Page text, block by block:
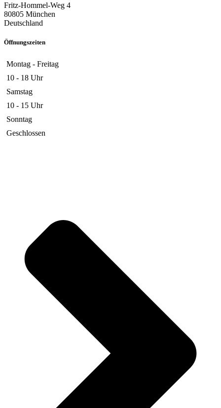
Fritz-Hommel-Weg 4
80805 München
Deutschland
Öffnungszeiten
Montag - Freitag
10 - 18 Uhr
Samstag
10 - 15 Uhr
Sonntag
Geschlossen